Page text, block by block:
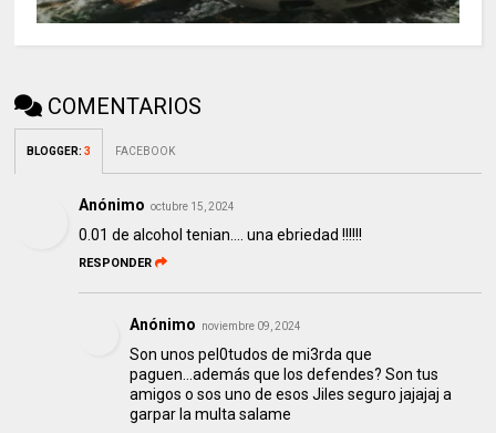
COMENTARIOS
BLOGGER:3 FACEBOOK
Anónimo octubre 15, 2024
0.01 de alcohol tenian.... una ebriedad !!!!!!
RESPONDER
Anónimo noviembre 09, 2024
Son unos pel0tudos de mi3rda que
paguen...además que los defendes? Son tus
amigos o sos uno de esos Jiles seguro jajajaj a
garpar la multa salame